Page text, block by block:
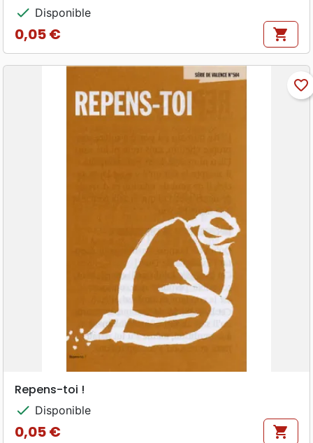
check Disponible
Prix
0,05 € shopping_cart
favorite_border
Repens-toi !
check Disponible
Prix
0,05 € shopping_cart